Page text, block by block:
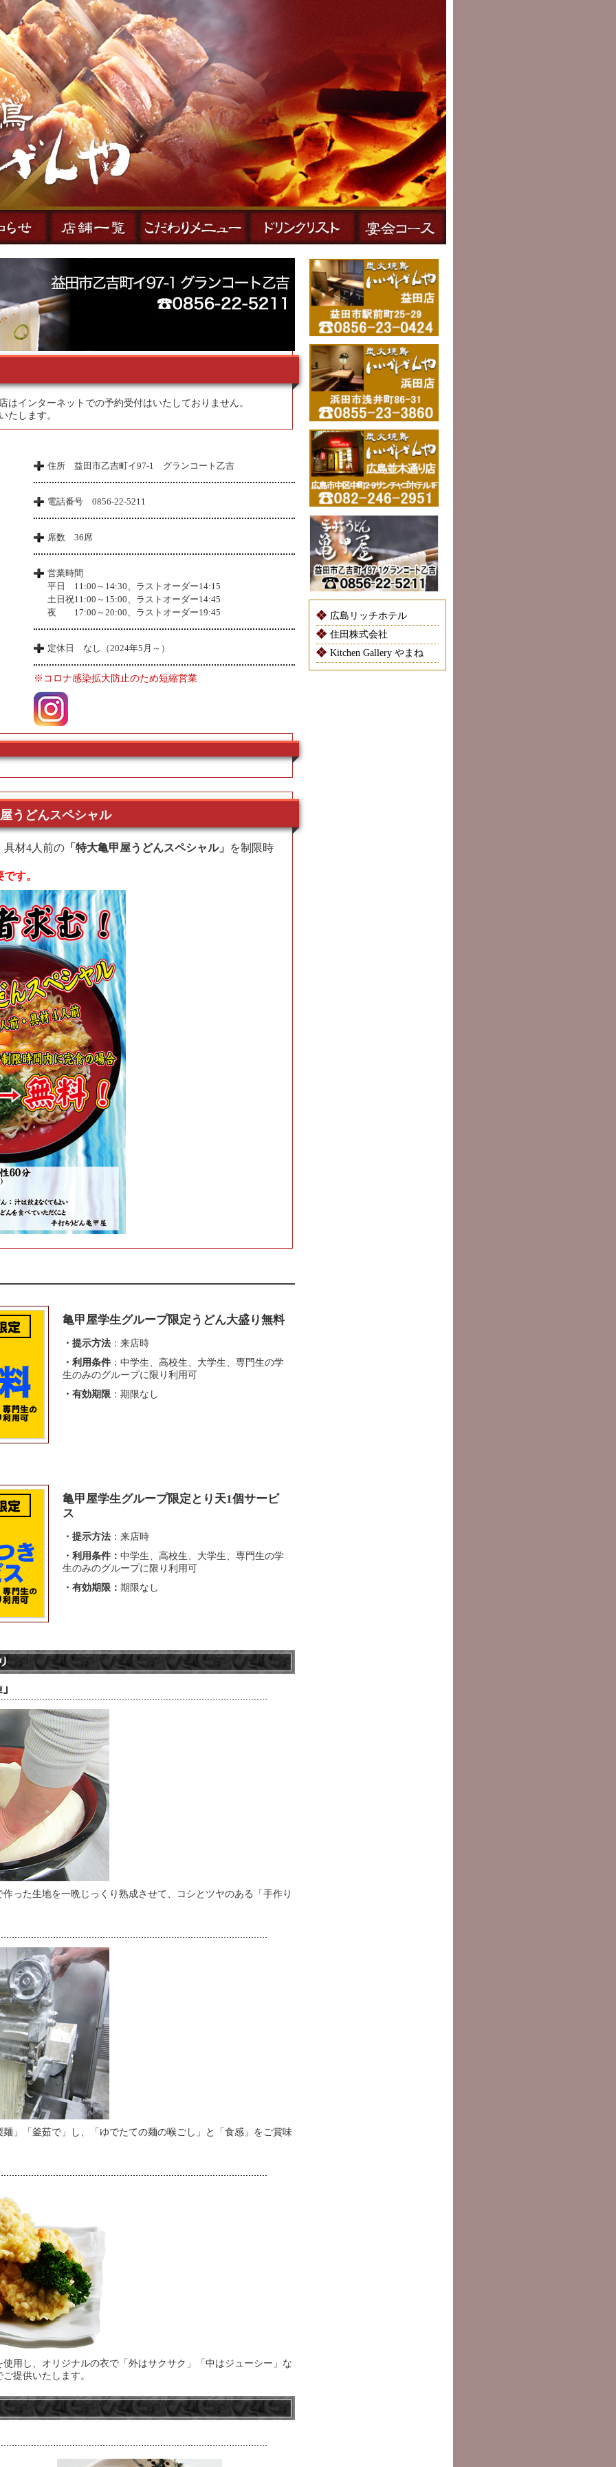
はインターネットでの予約受付はいたしておりません。
たします。
住所 益田市乙吉町イ97-1 グランコート乙吉
電話番号 0856-22-5211
席数 36席
営業時間
平日 11:00～14:30、ラストオーダー14:15
土日祝11:00～15:00、ラストオーダー14:45
夜 17:00～20:00、ラストオーダー19:45
定休日 なし（2024年5月～）
※コロナ感染拡大防止のため短縮営業
うどんスペシャル
具材4人前の 「特大亀甲屋うどんスペシャル」 を制限時
す。
亀甲屋学生グループ限定うどん大盛り無料
・提示方法 ：来店時
・利用条件 ：中学生、高校生、大学生、専門生の学
生のみのグループに限り利用可
・有効期限 ：期限なし
亀甲屋学生グループ限定とり天1個サービ
ス
・提示方法 ：来店時
・利用条件： 中学生、高校生、大学生、専門生の学
生のみのグループに限り利用可
・有効期限： 期限なし
った生地を一晩じっくり熟成させて、コシとツヤのある「手作り
」「釜茹で」し、「ゆでたての麺の喉ごし」と「食感」をご賞味
用し、オリジナルの衣で「外はサクサク」「中はジューシー」な
提供いたします。
広島リッチホテル
住田株式会社
Kitchen Gallery やまね